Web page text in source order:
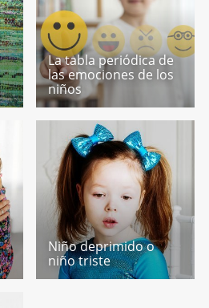
La tabla periódica de
las emociones de los
niños
Niño deprimido o
niño triste